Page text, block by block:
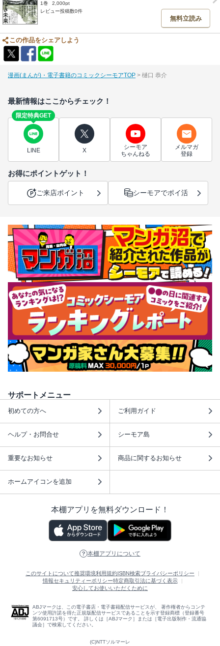
1巻
2,000pt
レビュー投稿数0件
無料立読み
この作品をシェアしよう
漫画(まんが)・電子書籍のコミックシーモアTOP 樋口 恭介
最新情報はここからチェック！
限定特典GET
LINE X
シーモア
ちゃんねる
メルマガ
登録
お得にポイントゲット！
ご来店ポイント シーモアでポイ活
サポートメニュー
初めての方へ ご利用ガイド
ヘルプ・お問合せ シーモア島
重要なお知らせ 商品に関するお知らせ
ホームアイコンを追加
本棚アプリを無料ダウンロード！
本棚アプリについて
このサイトについて推奨環境利用規約ISBN検索プライバシーポリシー
情報セキュリティーポリシー特定商取引法に基づく表示
安心してお使いいただくために
ABJマークは、この電子書店・電子書籍配信サービスが、 著作権者からコンテ
ンツ使用許諾を得た正規版配信サービスであることを示す登録商標（登録番号
第6091713号）です。 詳しくは［ABJマーク］または［電子出版制作・流通協
議会］で検索してください。
(C)NTTソルマーレ